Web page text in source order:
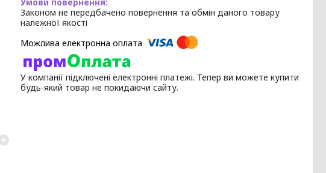
Законом не передбачено повернення та обмін даного товару
належної якості
У компанії підключені електронні платежі. Тепер ви можете купити
будь-який товар не покидаючи сайту.